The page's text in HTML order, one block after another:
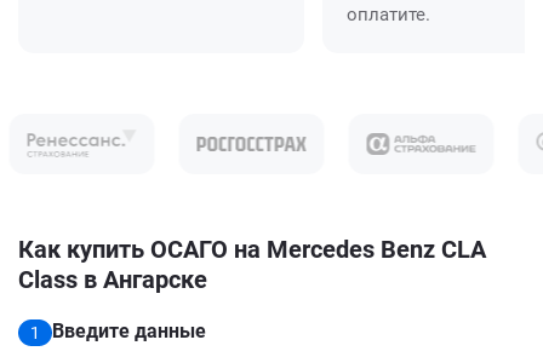
оплатите.
Как купить ОСАГО на Mercedes Benz CLA
Class в Ангарске
1
Введите данные